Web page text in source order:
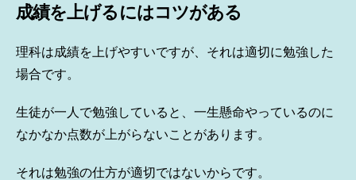
成績を上げるにはコツがある
理科は成績を上げやすいですが、それは適切に勉強した
場合です。
生徒が一人で勉強していると、一生懸命やっているのに
なかなか点数が上がらないことがあります。
それは勉強の仕方が適切ではないからです。